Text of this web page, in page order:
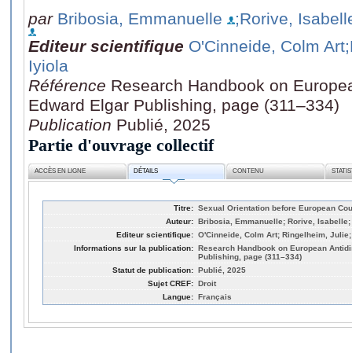
par Bribosia, Emmanuelle
;Rorive,
Editeur scientifique O'Cinneide, Colm Art
Iyiola
Référence Research Handbook on
Edward Elgar Publishing, page (311–334)
Publication Publié, 2025
Partie d'ouvrage collectif
ACCÈS EN LIGNE DÉTAILS CONTENU
Titre: Sexual Orientation before European
Auteur: Bribosia, Emmanuelle; Rorive,
Editeur scientifique: O'Cinneide, Colm Art; Ringelheim,
Informations sur la publication: Research Handbook on European
Publishing, page (311–334)
Statut de publication: Publié, 2025
Sujet CREF: Droit
Langue: Français